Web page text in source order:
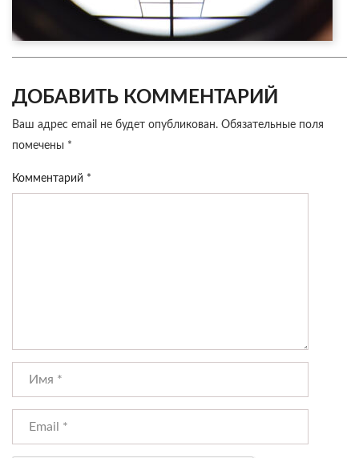
ДОБАВИТЬ КОММЕНТАРИЙ
Ваш адрес email не будет опубликован. Обязательные поля
помечены *
Комментарий *